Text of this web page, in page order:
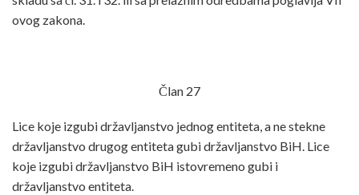
ovog zakona.
Član 27
Lice koje izgubi državljanstvo jednog entiteta, a ne stekne
državljanstvo drugog entiteta gubi državljanstvo BiH. Lice
koje izgubi državljanstvo BiH istovremeno gubi i
državljanstvo entiteta.